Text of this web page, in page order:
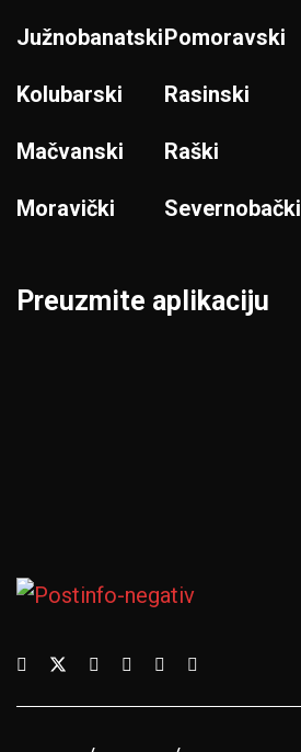
Južnobanatski
Kolubarski
Mačvanski
Moravički
Pomoravski
Rasinski
Raški
Severnobački
Preuzmite aplikaciju